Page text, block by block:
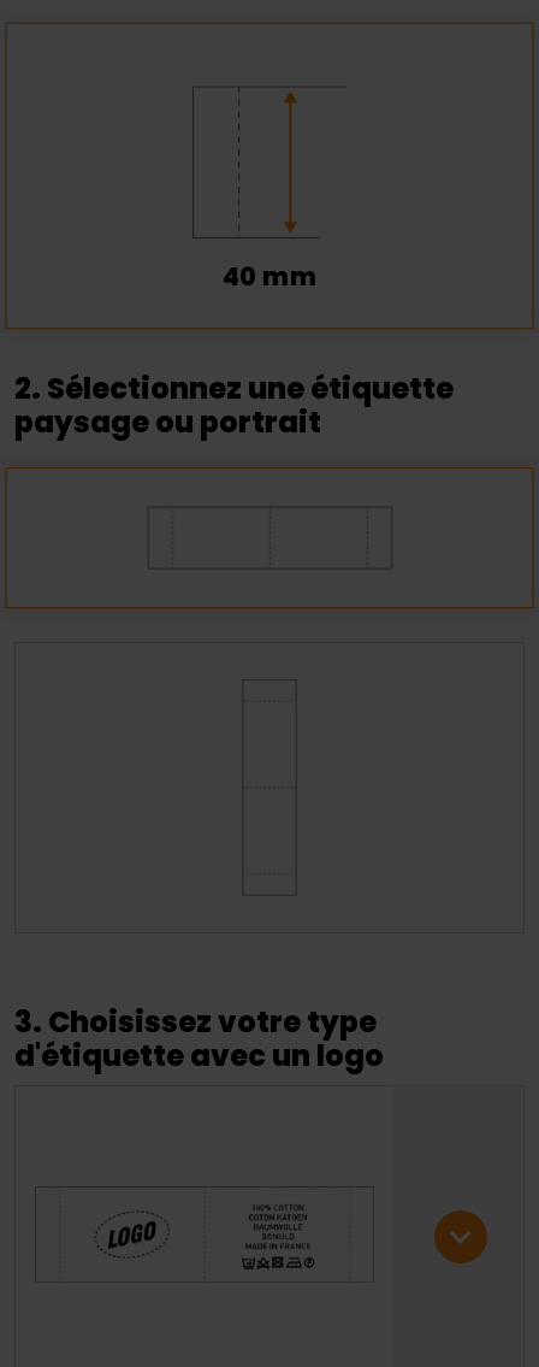
40 mm
2. Sélectionnez une étiquette
paysage ou portrait
3. Choisissez votre type
d'étiquette avec un logo